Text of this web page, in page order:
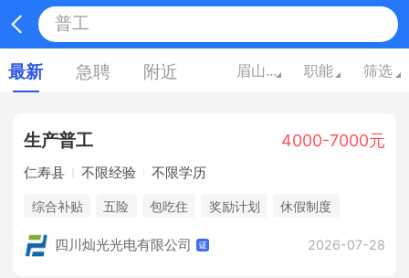
最新 急聘 附近 眉山四川 职能 筛选
生产普工 4000-7000元
仁寿县 不限经验 不限学历
综合补贴 五险 包吃住 奖励计划
休假制度
法定节假日
四川灿光光电有限公司 2026-07-28